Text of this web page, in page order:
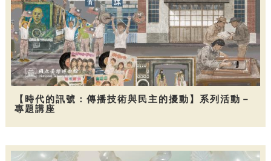
【時代的訊號：傳播技術與民主的擾動】系列活動－
專題講座